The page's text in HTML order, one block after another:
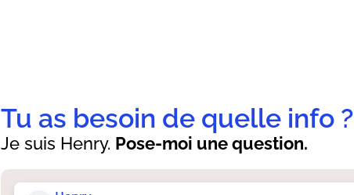
Je suis Henry. Pose-moi une question.
Tu as besoin de quelle info ?